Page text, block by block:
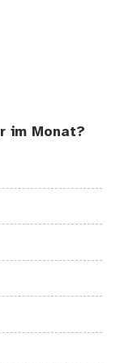
im Monat?